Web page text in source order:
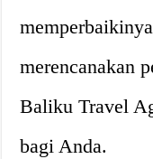
merencanakan
Baliku Travel
bagi Anda.